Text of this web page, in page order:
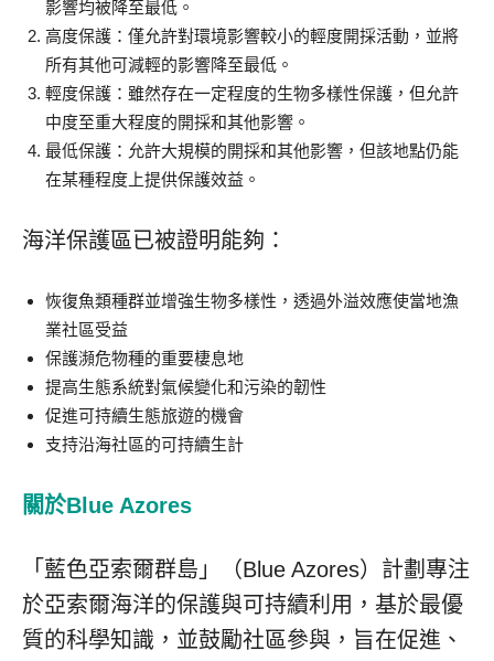
影響均被降至最低。
高度保護：僅允許對環境影響較小的輕度開採活動，並將
所有其他可減輕的影響降至最低。
輕度保護：雖然存在一定程度的生物多樣性保護，但允許
中度至重大程度的開採和其他影響。
最低保護：允許大規模的開採和其他影響，但該地點仍能
在某種程度上提供保護效益。
海洋保護區已被證明能夠：
恢復魚類種群並增強生物多樣性，透過外溢效應使當地漁
業社區受益
保護瀕危物種的重要棲息地
提高生態系統對氣候變化和污染的韌性
促進可持續生態旅遊的機會
支持沿海社區的可持續生計
關於Blue Azores
「藍色亞索爾群島」（Blue Azores）計劃專注
於亞索爾海洋的保護與可持續利用，基於最優
質的科學知識，並鼓勵社區參與，旨在促進、